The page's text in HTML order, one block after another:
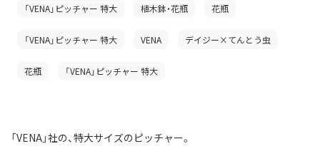
「VENA」ピッチャー 特大 植木鉢・花瓶 花瓶
「VENA」ピッチャー 特大 VENA デイジー×てんとう虫
花瓶 「VENA」ピッチャー 特大
「VENA」社の、特大サイズのピッチャー。